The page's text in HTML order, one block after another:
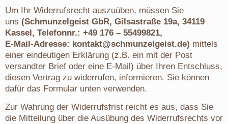
Um Ihr Widerrufsrecht auszuüben, müssen Sie
uns (Schmunzelgeist GbR, Gilsastraße 19a, 34119
Kassel, Telefonnr.: +49 176 – 55499821,
E-Mail-Adresse: kontakt@schmunzelgeist.de) mittels
einer eindeutigen Erklärung (z.B. ein mit der Post
versandter Brief oder eine E-Mail) über Ihren Entschluss,
diesen Vertrag zu widerrufen, informieren. Sie können
dafür das Formular unten verwenden.
Zur Wahrung der Widerrufsfrist reicht es aus, dass Sie
die Mitteilung über die Ausübung des Widerrufsrechts vor